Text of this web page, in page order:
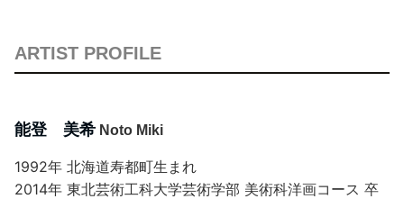
ARTIST PROFILE
能登 美希 Noto Miki
1992年 北海道寿都町生まれ
2014年 東北芸術工科大学芸術学部 美術科洋画コース 卒